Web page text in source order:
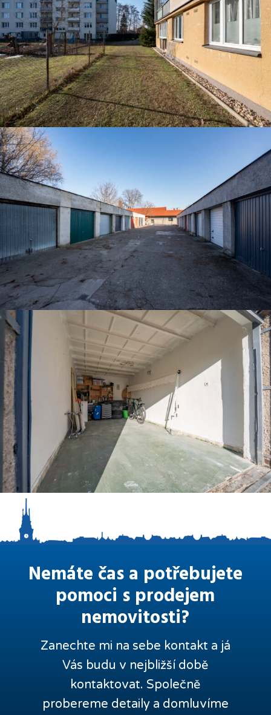
Nemáte čas a potřebujete
pomoci s prodejem
nemovitosti?
Zanechte mi na sebe kontakt a já
Vás budu v nejbližší době
kontaktovat. Společně
probereme detaily a domluvíme